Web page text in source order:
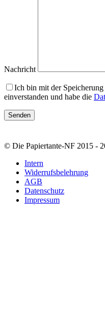
Nachricht
Ich bin mit der
einverstanden und habe die
© Die Papiertante-NF 2015 -
Intern
Widerrufsbelehrung
AGB
Datenschutz
Impressum